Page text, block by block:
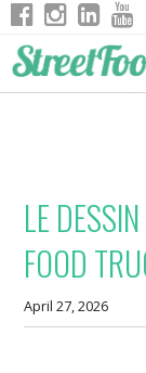
LE
FOOD
April 27, 2026